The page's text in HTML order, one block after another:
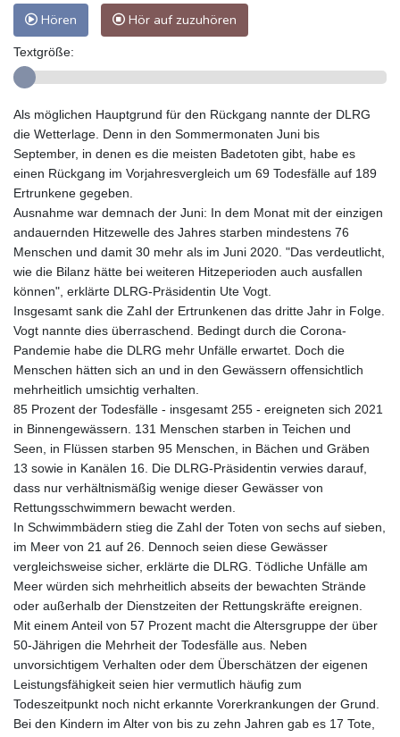
Hören Hör auf zuzuhören
Textgröße:
Als möglichen Hauptgrund für den Rückgang nannte der DLRG
die Wetterlage. Denn in den Sommermonaten Juni bis
September, in denen es die meisten Badetoten gibt, habe es
einen Rückgang im Vorjahresvergleich um 69 Todesfälle auf 189
Ertrunkene gegeben.
Ausnahme war demnach der Juni: In dem Monat mit der einzigen
andauernden Hitzewelle des Jahres starben mindestens 76
Menschen und damit 30 mehr als im Juni 2020. "Das verdeutlicht,
wie die Bilanz hätte bei weiteren Hitzeperioden auch ausfallen
können", erklärte DLRG-Präsidentin Ute Vogt.
Insgesamt sank die Zahl der Ertrunkenen das dritte Jahr in Folge.
Vogt nannte dies überraschend. Bedingt durch die Corona-
Pandemie habe die DLRG mehr Unfälle erwartet. Doch die
Menschen hätten sich an und in den Gewässern offensichtlich
mehrheitlich umsichtig verhalten.
85 Prozent der Todesfälle - insgesamt 255 - ereigneten sich 2021
in Binnengewässern. 131 Menschen starben in Teichen und
Seen, in Flüssen starben 95 Menschen, in Bächen und Gräben
13 sowie in Kanälen 16. Die DLRG-Präsidentin verwies darauf,
dass nur verhältnismäßig wenige dieser Gewässer von
Rettungsschwimmern bewacht werden.
In Schwimmbädern stieg die Zahl der Toten von sechs auf sieben,
im Meer von 21 auf 26. Dennoch seien diese Gewässer
vergleichsweise sicher, erklärte die DLRG. Tödliche Unfälle am
Meer würden sich mehrheitlich abseits der bewachten Strände
oder außerhalb der Dienstzeiten der Rettungskräfte ereignen.
Mit einem Anteil von 57 Prozent macht die Altersgruppe der über
50-Jährigen die Mehrheit der Todesfälle aus. Neben
unvorsichtigem Verhalten oder dem Überschätzen der eigenen
Leistungsfähigkeit seien hier vermutlich häufig zum
Todeszeitpunkt noch nicht erkannte Vorerkrankungen der Grund.
Bei den Kindern im Alter von bis zu zehn Jahren gab es 17 Tote,